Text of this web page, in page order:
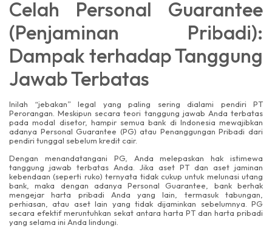
Celah Personal Guarantee
(Penjaminan Pribadi):
Dampak terhadap Tanggung
Jawab Terbatas
Inilah “jebakan” legal yang paling sering dialami pendiri PT
Perorangan. Meskipun secara teori tanggung jawab Anda terbatas
pada modal disetor, hampir semua bank di Indonesia mewajibkan
adanya Personal Guarantee (PG) atau Penanggungan Pribadi dari
pendiri tunggal sebelum kredit cair.
Dengan menandatangani PG, Anda melepaskan hak istimewa
tanggung jawab terbatas Anda. Jika aset PT dan aset jaminan
kebendaan (seperti ruko) ternyata tidak cukup untuk melunasi utang
bank, maka dengan adanya Personal Guarantee, bank berhak
mengejar harta pribadi Anda yang lain, termasuk tabungan,
perhiasan, atau aset lain yang tidak dijaminkan sebelumnya. PG
secara efektif meruntuhkan sekat antara harta PT dan harta pribadi
yang selama ini Anda lindungi.